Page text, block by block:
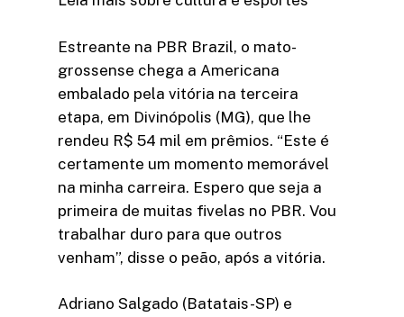
Estreante na PBR Brazil, o mato-
grossense chega a Americana
embalado pela vitória na terceira
etapa, em Divinópolis (MG), que lhe
rendeu R$ 54 mil em prêmios. “Este é
certamente um momento memorável
na minha carreira. Espero que seja a
primeira de muitas fivelas no PBR. Vou
trabalhar duro para que outros
venham”, disse o peão, após a vitória.
Adriano Salgado (Batatais-SP) e